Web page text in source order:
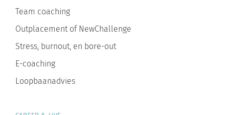
Team coaching
Outplacement of NewChallenge
Stress, burnout, en bore-out
E-coaching
Loopbaanadvies